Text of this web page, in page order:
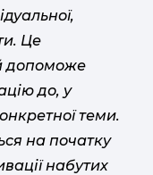
Це
допоможе
до, у
теми.
на початку
набутих